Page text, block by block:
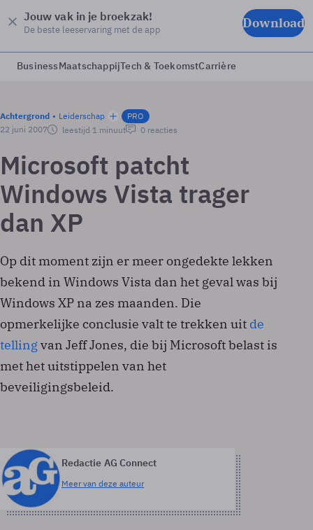
Jouw vak in je broekzak!
De beste leeservaring met de app Download
BusinessMaatschappijTech & ToekomstCarrière
Achtergrond Leiderschap
PRO
22 juni 2007
leestijd 1 minuut 0 reacties
Microsoft patcht
Windows Vista trager
dan XP
Op dit moment zijn er meer ongedekte lekken
bekend in Windows Vista dan het geval was bij
Windows XP na zes maanden. Die
opmerkelijke conclusie valt te trekken uit de
tellingvan Jeff Jones, die bij Microsoft belast is
met het uitstippelen van het
beveiligingsbeleid.
Redactie AG Connect
Meer van deze auteur